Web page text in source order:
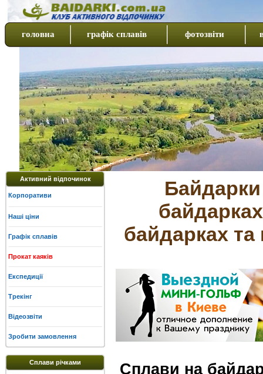
головна графік сплавів фотозвіти
Активний відпочинок
Корпоративи
Наші ціни
Графік сплавів
Прокат каяків
Експедиції
Трекінг
Відеозвіти
Зробити замовлення
Сплави річками
байдарках та
Сплави на